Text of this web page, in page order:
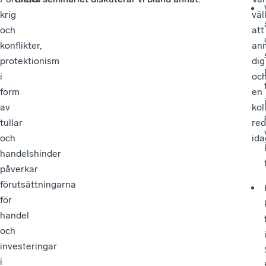
krig
och
konflikter,
protektionism
i
form
av
tullar
och
handelshinder
påverkar
förutsättningarna
för
handel
och
investeringar
i
i
i
att
dig
en